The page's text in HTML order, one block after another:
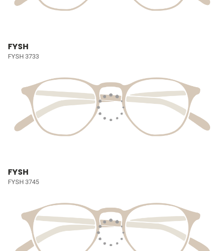
FYSH
FYSH 3733
FYSH
FYSH 3745